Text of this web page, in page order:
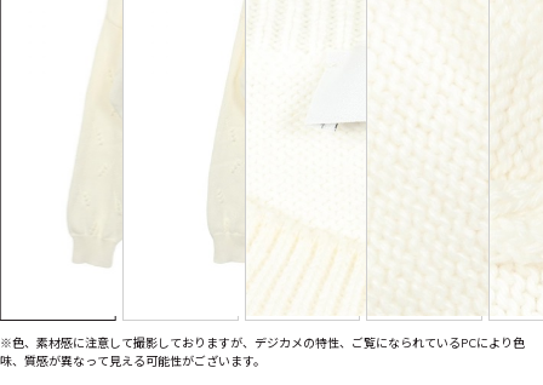
※色、素材感に注意して撮影しておりますが、デジカメの特性、ご覧になられているPCにより色
味、質感が異なって見える可能性がございます。